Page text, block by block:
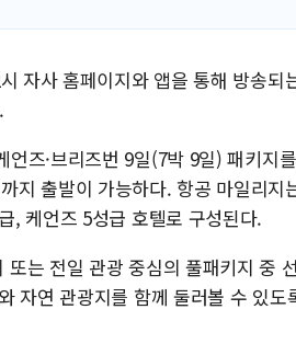
자사 홈페이지와 앱을 통해 방송되
즈·브리즈번 9일(7박 9일) 패키지
지 출발이 가능하다. 항공 마일리지
, 케언즈 5성급 호텔로 구성된다.
는 전일 관광 중심의 풀패키지 중
자연 관광지를 함께 둘러볼 수 있도